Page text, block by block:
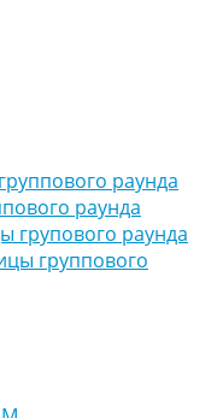
раунда
раунда
групового раунда
группового